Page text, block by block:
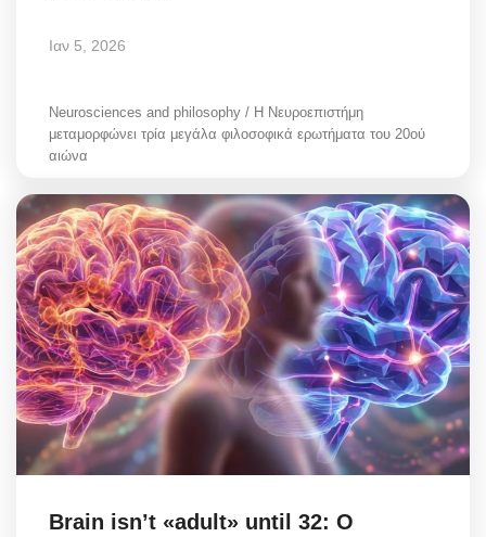
Ιαν 5, 2026
Neurosciences and philosophy / H Νευροεπιστήμη
μεταμορφώνει τρία μεγάλα φιλοσοφικά ερωτήματα του 20ού
αιώνα
Brain isn’t «adult» until 32: Ο